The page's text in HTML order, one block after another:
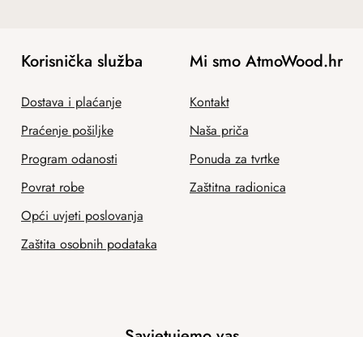
Korisnička služba
Dostava i plaćanje
Praćenje pošiljke
Program odanosti
Povrat robe
Opći uvjeti poslovanja
Zaštita osobnih podataka
Mi smo AtmoWood.hr
Kontakt
Naša priča
Ponuda za tvrtke
Zaštitna radionica